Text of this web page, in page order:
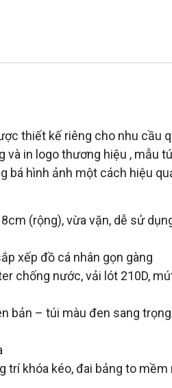
thiết kế riêng cho nhu cầu
và in logo thương hiệu , mẫu
bá hình ảnh một cách hiệu
(rộng), vừa vặn, dễ sử
xếp đồ cá nhân gọn gàng
chống nước, vải lót 210D,
bản – túi màu đen sang
trí khóa kéo, đai bảng to mềm